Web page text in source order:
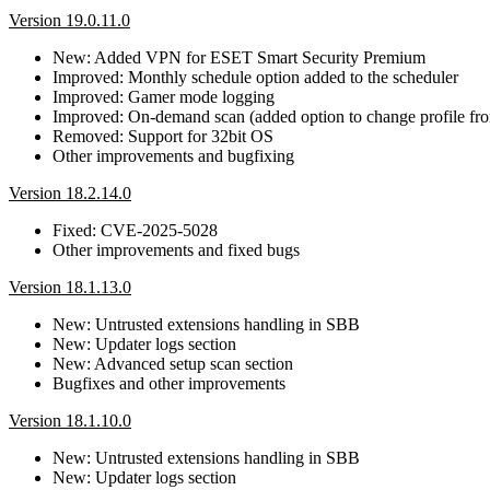
Version 19.0.11.0
New: Added VPN for ESET Smart Security Premium
Improved: Monthly schedule option added to the scheduler
Improved: Gamer mode logging
Improved: On-demand scan (added option to change profile
Removed: Support for 32bit OS
Other improvements and bugfixing
Version 18.2.14.0
Fixed: CVE-2025-5028
Other improvements and fixed bugs
Version 18.1.13.0
New: Untrusted extensions handling in SBB
New: Updater logs section
New: Advanced setup scan section
Bugfixes and other improvements
Version 18.1.10.0
New: Untrusted extensions handling in SBB
New: Updater logs section